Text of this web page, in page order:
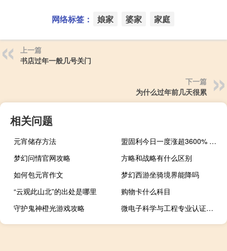
网络标签： 娘家 婆家 家庭
上一篇
书店过年一般几号关门
下一篇
为什么过年前几天很累
相关问题
元宵储存方法
盟固利今日一度涨超3600% 四家机构进卖出超4200万
梦幻问情官网攻略
方略和战略有什么区别
如何包元宵作文
梦幻西游坐骑境界能降吗
“云观此山北”的出处是哪里
购物卡什么科目
守护鬼神橙光游戏攻略
微电子科学与工程专业认证通过的学校有哪些